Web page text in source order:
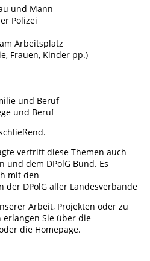
und Mann
Polizei
Arbeitsplatz
Frauen, Kinder pp.)
und Beruf
und Beruf
vertritt diese Themen auch
und dem DPolG Bund. Es
mit den
der DPolG aller Landesverbände
Arbeit, Projekten oder zu
Sie über die
die Homepage.